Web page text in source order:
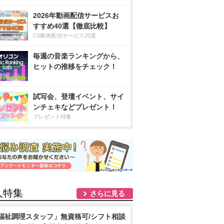
2026年動画配信サービスお
すすめ40選【徹底比較】
CS動画配信サービス20選
毎週の音楽ランキングから、
ヒットの推移をチェック！
試写会、登壇イベント、サイ
ンチェキなどプレゼント！
プレゼント特集
特集 さらに見る
祉調理スタッフ」無資格可/シフト相談